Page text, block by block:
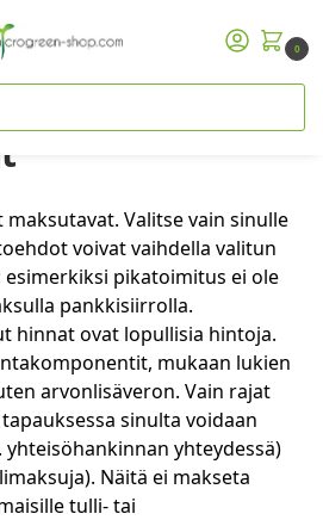
0
Valitse vain sinulle
voivat vaihdella valitun
pikatoimitus ei ole
pankkisiirrolla.
hinnat ovat lopullisia hintoja.
mukaan lukien
arvonlisäveron. Vain rajat
sinulta voidaan
yhteisöhankinnan yhteydessä)
Näitä ei makseta
tulli- tai